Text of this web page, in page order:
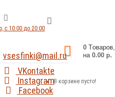
с 10:00 до 20:00
vsesfinki@mail.ru
VKontakte
Instagram
Facebook
0 Tоваров,
на 0.00 р.
В корзине пусто!